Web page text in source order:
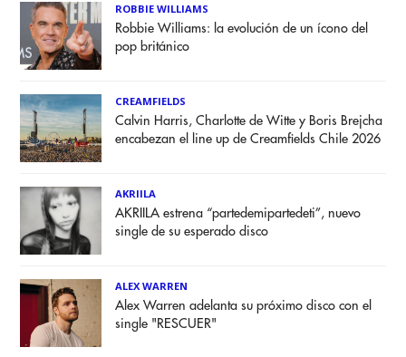
ROBBIE WILLIAMS
Robbie Williams: la evolución de un ícono del
pop británico
CREAMFIELDS
Calvin Harris, Charlotte de Witte y Boris Brejcha
encabezan el line up de Creamfields Chile 2026
AKRIILA
AKRIILA estrena “partedemipartedeti”, nuevo
single de su esperado disco
ALEX WARREN
Alex Warren adelanta su próximo disco con el
single "RESCUER"